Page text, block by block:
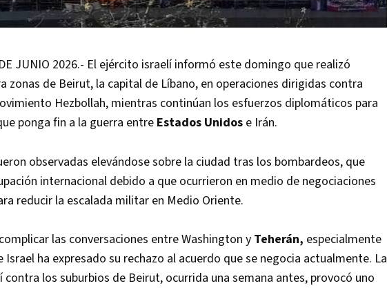
DE JUNIO 2026.- El ejército israelí informó este domingo que realizó
zonas de Beirut, la capital de Líbano, en operaciones dirigidas contra
Hezbollah, mientras continúan los esfuerzos diplomáticos para
ponga fin a la guerra entre Estados Unidos e Irán.
observadas elevándose sobre la ciudad tras los bombardeos, que
internacional debido a que ocurrieron en medio de negociaciones
reducir la escalada militar en Medio Oriente.
las conversaciones entre Washington y Teherán, especialmente
ha expresado su rechazo al acuerdo que se negocia actualmente. La
los suburbios de Beirut, ocurrida una semana antes, provocó uno